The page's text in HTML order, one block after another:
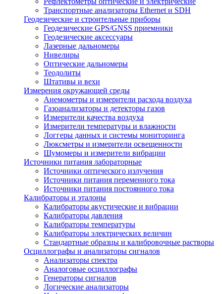
Транспортные анализаторы Ethernet и SDH
Геодезические и строительные приборы
Геодезические GPS/GNSS приемники
Геодезические аксессуары
Лазерные дальномеры
Нивелиры
Оптические дальномеры
Теодолиты
Штативы и вехи
Измерения окружающей среды
Анемометры и измерители расхода воздуха
Газоанализаторы и детекторы газов
Измерители качества воздуха
Измерители температуры и влажности
Логгеры данных и системы мониторинга
Люксметры и измерители освещенности
Шумомеры и измерители вибрации
Источники питания лабораторные
Источники оптического излучения
Источники питания переменного тока
Источники питания постоянного тока
Калибраторы и эталоны
Калибраторы акустические и вибрации
Калибраторы давления
Калибраторы температуры
Калибраторы электрических величин
Стандартные образцы и калибровочные растворы
Осциллографы и анализаторы сигналов
Анализаторы спектра
Аналоговые осциллографы
Генераторы сигналов
Логические анализаторы